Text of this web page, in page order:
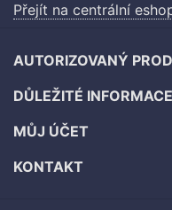
Přejít na centrální
AUTORIZOVANÝ
DŮLEŽITÉ INFORMACE
MŮJ ÚČET
KONTAKT